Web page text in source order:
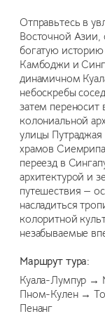
Отправьтесь в
Восточной Азии,
богатую
Камбоджи и
динамичном
небоскребы
затем переносит
колониальной
улицы
храмов
переезд в
архитектурой и
путешествия —
насладиться
колоритной
незабываемые
Маршрут тура:
Куала-Лумпур →
Пном-Кулен →
Пенанг